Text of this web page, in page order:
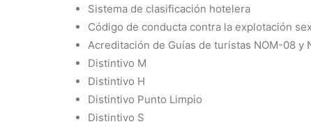
Sistema de clasificación hotelera
Código de conducta contra la explotación
Acreditación de Guías de turistas NOM-08 y
Distintivo M
Distintivo H
Distintivo Punto Limpio
Distintivo S